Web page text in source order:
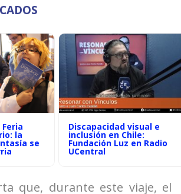
la
se
Discapacidad visual e
inclusión en Chile:
Fundación Luz en Radio
UCentral
que, durante este viaje, el